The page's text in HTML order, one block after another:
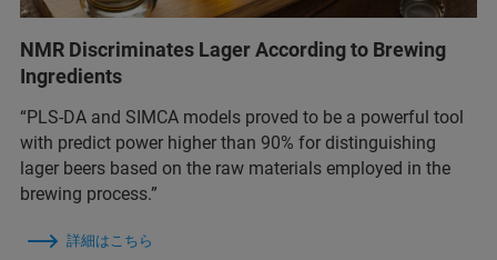
NMR Discriminates Lager According to Brewing
Ingredients
“PLS-DA and SIMCA models proved to be a powerful tool
with predict power higher than 90% for distinguishing
lager beers based on the raw materials employed in the
brewing process.”
詳細はこちら